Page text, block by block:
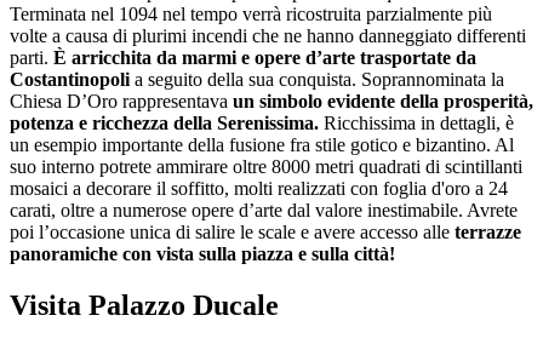
Terminata nel 1094 nel tempo verrà ricostruita parzialmente più
volte a causa di plurimi incendi che ne hanno danneggiato differenti
parti. È arricchita da marmi e opere d’arte trasportate da
Costantinopoli a seguito della sua conquista. Soprannominata la
Chiesa D’Oro rappresentava un simbolo evidente della prosperità,
potenza e ricchezza della Serenissima. Ricchissima in dettagli, è
un esempio importante della fusione fra stile gotico e bizantino. Al
suo interno potrete ammirare oltre 8000 metri quadrati di scintillanti
mosaici a decorare il soffitto, molti realizzati con foglia d'oro a 24
carati, oltre a numerose opere d’arte dal valore inestimabile. Avrete
poi l’occasione unica di salire le scale e avere accesso alle terrazze
panoramiche con vista sulla piazza e sulla città!
Visita Palazzo Ducale